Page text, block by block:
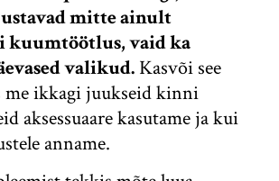
mitte ainult
vaid ka
valikud. Kasvõi see
me ikkagi juukseid kinni
aksessuaare kasutame ja kui
anname.